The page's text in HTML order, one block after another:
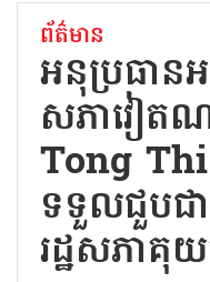
ព័ត៌មាន
អនុប្រធានអ
សភាវៀត
Tong
ទទួលជួបជ
រដ្ឋសភាគុ